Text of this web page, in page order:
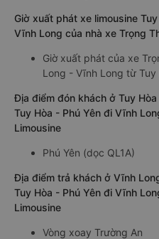
Giờ xuất phát xe limousine
Vĩnh Long của nhà xe Trọng
Giờ xuất phát của xe
Long - Vĩnh Long từ Tuy
Địa điểm đón khách ở Tuy
Tuy Hòa - Phú Yên đi Vĩnh
Limousine
Phú Yên (dọc QL1A)
Địa điểm trả khách ở Vĩnh
Tuy Hòa - Phú Yên đi Vĩnh
Limousine
Vòng xoay Trường An